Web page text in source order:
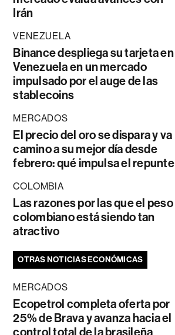
Irán
VENEZUELA
Binance despliega su tarjeta en
Venezuela en un mercado
impulsado por el auge de las
stablecoins
MERCADOS
El precio del oro se dispara y va
camino a su mejor día desde
febrero: qué impulsa el repunte
COLOMBIA
Las razones por las que el peso
colombiano está siendo tan
atractivo
OTRAS NOTICIAS ECONÓMICAS
MERCADOS
Ecopetrol completa oferta por
25% de Brava y avanza hacia el